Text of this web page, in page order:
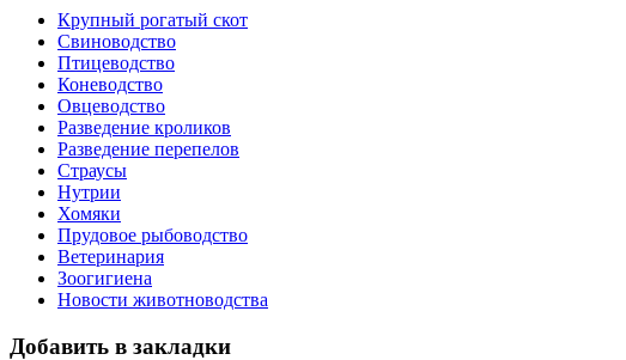
Крупный рогатый скот
Свиноводство
Птицеводство
Коневодство
Овцеводство
Разведение кроликов
Разведение перепелов
Страусы
Нутрии
Хомяки
Прудовое рыбоводство
Ветеринария
Зоогигиена
Новости животноводства
Добавить в закладки